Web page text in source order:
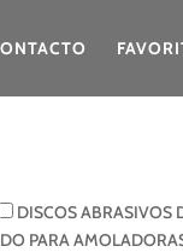
DISCOS ABRASIVOS
PARA